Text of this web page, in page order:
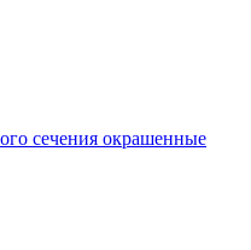
сечения окрашенные